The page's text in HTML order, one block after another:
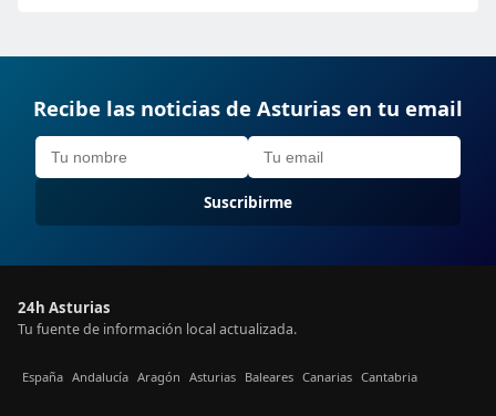
Recibe las noticias de Asturias en tu email
Suscribirme
24h Asturias
Tu fuente de información local actualizada.
España Andalucía Aragón Asturias Baleares Canarias Cantabria